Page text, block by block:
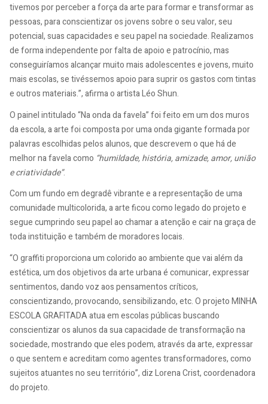
tivemos por perceber a força da arte para formar e transformar as
pessoas, para conscientizar os jovens sobre o seu valor, seu
potencial, suas capacidades e seu papel na sociedade. Realizamos
de forma independente por falta de apoio e patrocínio, mas
conseguiríamos alcançar muito mais adolescentes e jovens, muito
mais escolas, se tivéssemos apoio para suprir os gastos com tintas
e outros materiais.”, afirmao artista Léo Shun.
O painel intitulado “Na onda da favela” foi feito em um dos muros
da escola, a arte foi composta por uma onda gigante formada por
palavras escolhidas pelos alunos, que descrevem o que há de
melhor na favela como “humildade, história, amizade, amor, união
e criatividade”.
Com um fundo em degradê vibrante e a representação de uma
comunidade multicolorida, a arte ficou como legado do projeto e
segue cumprindo seu papel ao chamar a atenção e cair na graça de
toda instituição e também de moradores locais.
“O graffiti proporciona um colorido ao ambiente que vai além da
estética, um dos objetivos da arte urbana é comunicar, expressar
sentimentos, dando voz aos pensamentos críticos,
conscientizando, provocando, sensibilizando, etc. O projeto MINHA
ESCOLA GRAFITADA atua em escolas públicas buscando
conscientizar os alunos da sua capacidade de transformação na
sociedade, mostrando que eles podem, através da arte, expressar
o que sentem e acreditam como agentes transformadores, como
sujeitos atuantes no seu território”, diz Lorena Crist, coordenadora
do projeto.